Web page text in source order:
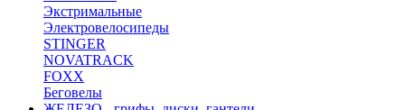
Экстримальные
Электровелосипеды
STINGER
NOVATRACK
FOXX
Беговелы